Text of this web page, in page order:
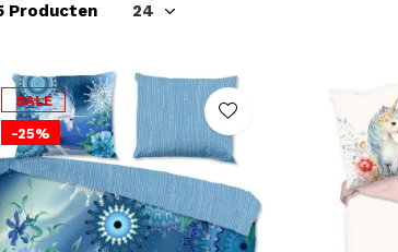
Producten
SALE
-25%